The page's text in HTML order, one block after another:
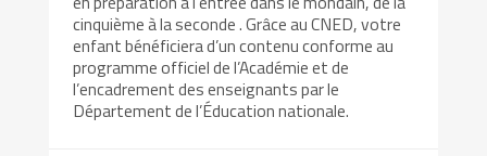
cinquième à la seconde . Grâce au CNED, votre
enfant bénéficiera d’un contenu conforme au
programme officiel de l’Académie et de
l’encadrement des enseignants par le
Département de l’Éducation nationale.